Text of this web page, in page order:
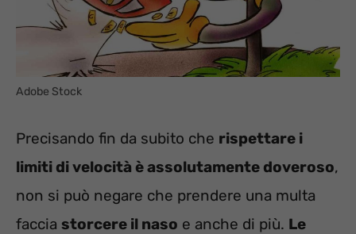
Adobe Stock
Precisando fin da subito che rispettare i
limiti di velocità è assolutamente doveroso,
non si può negare che prendere una multa
faccia storcere il naso e anche di più. Le